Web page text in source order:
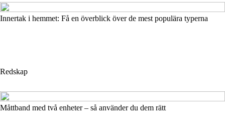
Innertak i hemmet: Få en överblick över de mest populära typerna
Redskap
Måttband med två enheter – så använder du dem rätt